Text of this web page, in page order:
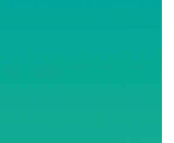
sistemas de gestão de
de veículos, o aplicativo
funcionalidades avançadas. Isso